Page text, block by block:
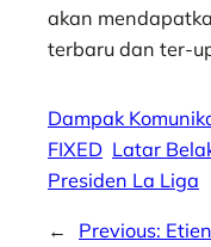
akan
terbaru dan ter-
Dampak
FIXED Latar
Presiden La Liga
← Previous: